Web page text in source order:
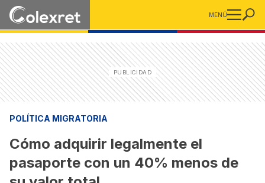
MENÚ
POLÍTICA MIGRATORIA
Cómo adquirir legalmente el
pasaporte con un 40% menos de